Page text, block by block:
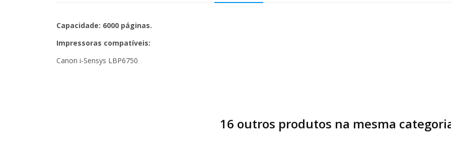
Capacidade: 6000 páginas.
Impressoras compatíveis:
Canon i-Sensys LBP6750
16 outros produtos na mesma